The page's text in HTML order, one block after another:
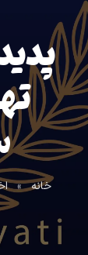
خانه »